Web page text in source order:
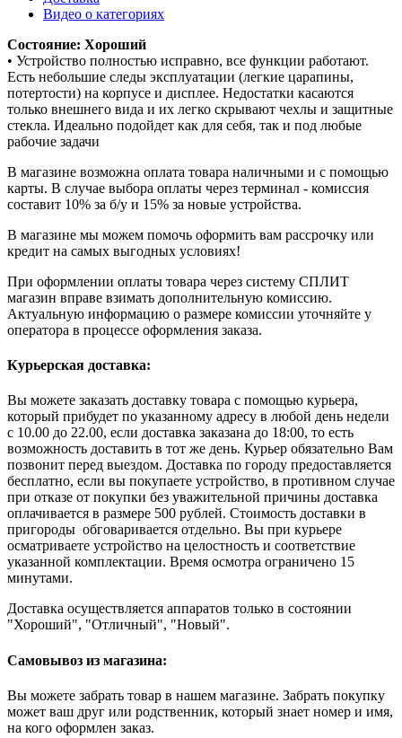
Видео о категориях
Состояние: Хороший
• Устройство полностью исправно, все функции работают.
Есть небольшие следы эксплуатации (легкие царапины,
потертости) на корпусе и дисплее. Недостатки касаются
только внешнего вида и их легко скрывают чехлы и защитные
стекла. Идеально подойдет как для себя, так и под любые
рабочие задачи
В магазине возможна оплата товара наличными и с помощью
карты. В случае выбора оплаты через терминал - комиссия
составит 10% за б/у и 15% за новые устройства.
В магазине мы можем помочь оформить вам рассрочку или
кредит на самых выгодных условиях!
При оформлении оплаты товара через систему СПЛИТ
магазин вправе взимать дополнительную комиссию.
Актуальную информацию о размере комиссии уточняйте у
оператора в процессе оформления заказа.
Курьерская доставка:
Вы можете заказать доставку товара с помощью курьера,
который прибудет по указанному адресу в любой день недели
с 10.00 до 22.00, если доставка заказана до 18:00, то есть
возможность доставить в тот же день. Курьер обязательно Вам
позвонит перед выездом. Доставка по городу предоставляется
бесплатно, если вы покупаете устройство, в противном случае
при отказе от покупки без уважительной причины доставка
оплачивается в размере 500 рублей. Стоимость доставки в
пригороды обговаривается отдельно. Вы при курьере
осматриваете устройство на целостность и соответствие
указанной комплектации. Время осмотра ограничено 15
минутами.
Доставка осуществляется аппаратов только в состоянии
"Хороший", "Отличный", "Новый".
Самовывоз из магазина:
Вы можете забрать товар в нашем магазине. Забрать покупку
может ваш друг или родственник, который знает номер и имя,
на кого оформлен заказ.